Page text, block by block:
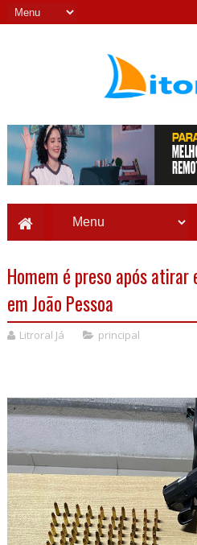
Homem é preso após
em João Pessoa
Litroral Já principal